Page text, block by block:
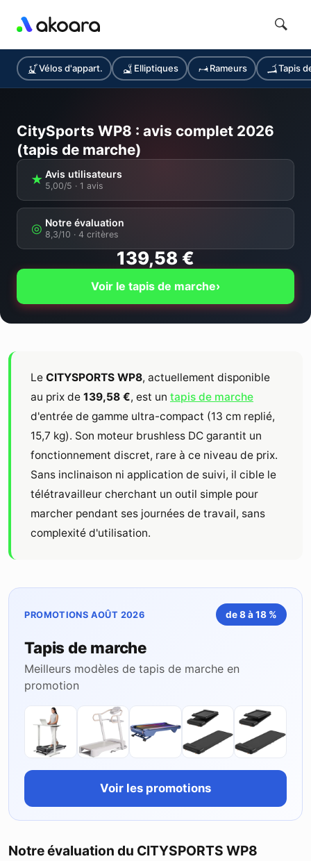
Vélos d'appart. Elliptiques Rameurs Tapis
CitySports WP8 : avis complet 2026
(tapis de marche)
★ Avis utilisateurs
5,00/5 · 1 avis
◎ Notre évaluation
8,3/10 · 4 critères
139,58 €
Voir le tapis de marche›
Le CITYSPORTS WP8, actuellement disponible
au prix de 139,58 €, est un tapis de marche
d'entrée de gamme ultra-compact (13 cm replié,
15,7 kg). Son moteur brushless DC garantit un
fonctionnement discret, rare à ce niveau de prix.
Sans inclinaison ni application de suivi, il cible le
télétravailleur cherchant un outil simple pour
marcher pendant ses journées de travail, sans
complexité d'utilisation.
PROMOTIONS AOÛT 2026 de 8 à 18 %
Tapis de marche
Meilleurs modèles de tapis de marche en
promotion
Voir les promotions
Notre évaluation du CITYSPORTS WP8